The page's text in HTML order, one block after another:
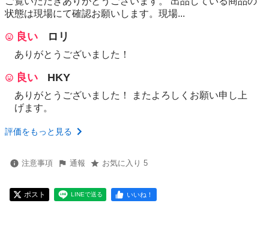
状態は現場にて確認お願いします。現場...
良い ロリ
ありがとうございました！
良い HKY
ありがとうございました！ またよろしくお願い申し上
げます。
評価をもっと見る
注意事項 通報 お気に入り 5
ポスト LINEで送る いいね！